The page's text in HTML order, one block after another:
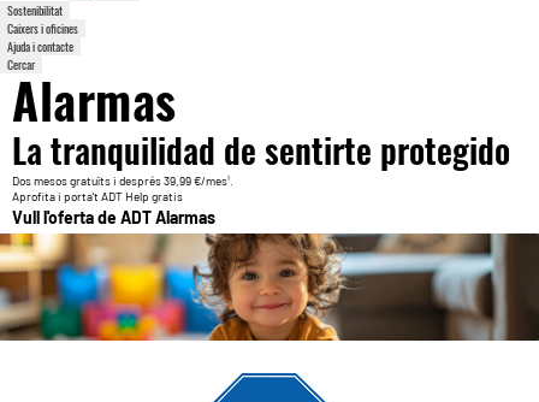
Sostenibilitat
Caixers i oficines
Ajuda i contacte
Cercar
Alarmas
La tranquilidad de sentirte protegido
Dos mesos gratuïts i després 39,99 €/mes¹.
Aprofita i porta't ADT Help gratis
Vull l'oferta de ADT Alarmas